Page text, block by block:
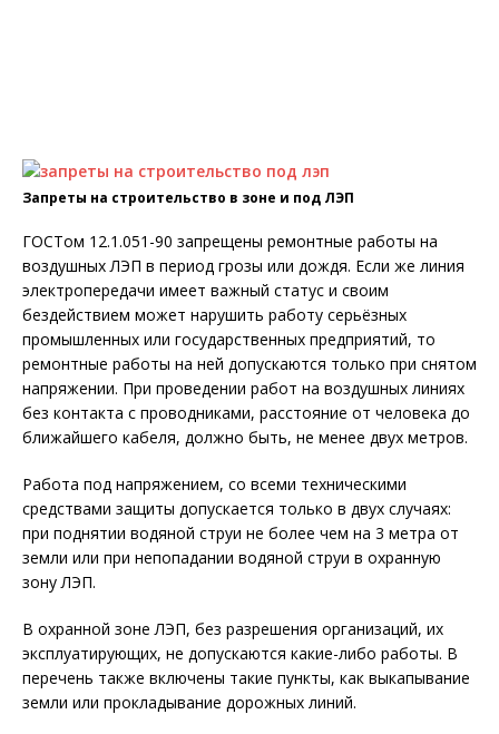
Запреты на строительство в зоне и под ЛЭП
ГОСТом 12.1.051-90 запрещены ремонтные работы на
воздушных ЛЭП в период грозы или дождя. Если же линия
электропередачи имеет важный статус и своим
бездействием может нарушить работу серьёзных
промышленных или государственных предприятий, то
ремонтные работы на ней допускаются только при снятом
напряжении. При проведении работ на воздушных линиях
без контакта с проводниками, расстояние от человека до
ближайшего кабеля, должно быть, не менее двух метров.
Работа под напряжением, со всеми техническими
средствами защиты допускается только в двух случаях:
при поднятии водяной струи не более чем на 3 метра от
земли или при непопадании водяной струи в охранную
зону ЛЭП.
В охранной зоне ЛЭП, без разрешения организаций, их
эксплуатирующих, не допускаются какие-либо работы. В
перечень также включены такие пункты, как выкапывание
земли или прокладывание дорожных линий.